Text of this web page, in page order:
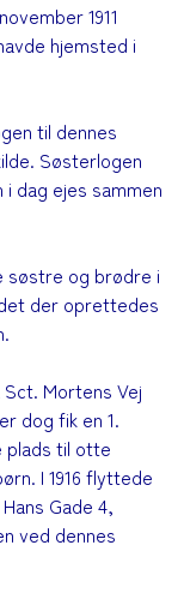
1911
hjemsted i
til dennes
Søsterlogen
dag ejes sammen
og brødre i
der oprettedes
Mortens Vej
dog fik en 1.
plads til otte
I 1916 flyttede
Gade 4,
ved dennes